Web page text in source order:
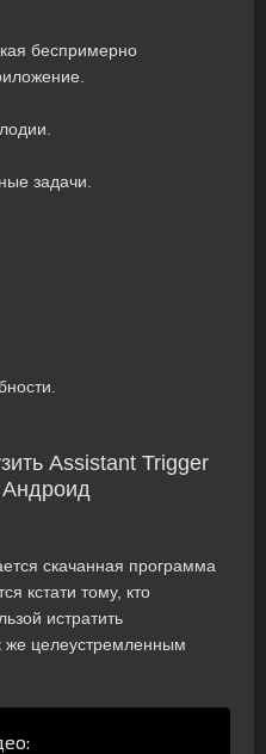
беспримерно
задачи.
Assistant Trigger
Андроид
скачанная программа
кстати тому, кто
истратить
же целеустремленным